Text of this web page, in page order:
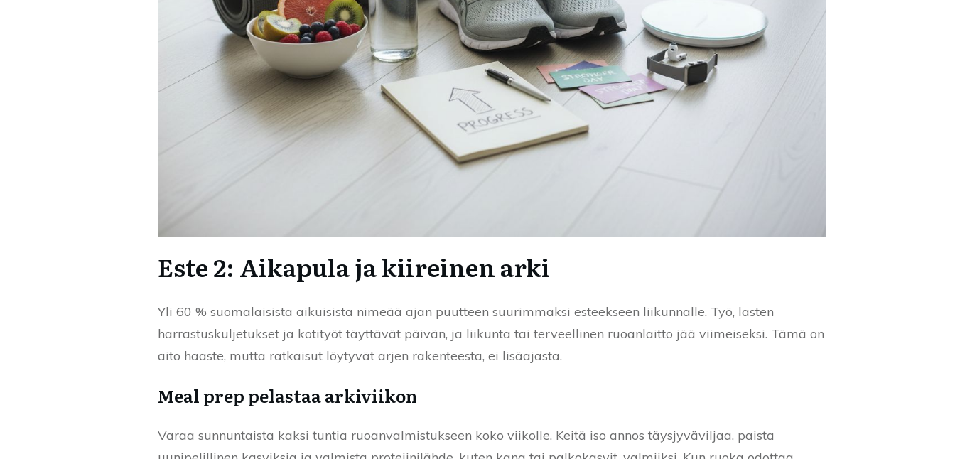
Este 2: Aikapula ja kiireinen arki
Yli 60 % suomalaisista aikuisista nimeää ajan puutteen suurimmaksi esteekseen liikunnalle. Työ, lasten
harrastuskuljetukset ja kotityöt täyttävät päivän, ja liikunta tai terveellinen ruoanlaitto jää viimeiseksi. Tämä on
aito haaste, mutta ratkaisut löytyvät arjen rakenteesta, ei lisäajasta.
Meal prep pelastaa arkiviikon
Varaa sunnuntaista kaksi tuntia ruoanvalmistukseen koko viikolle. Keitä iso annos täysjyväviljaa, paista